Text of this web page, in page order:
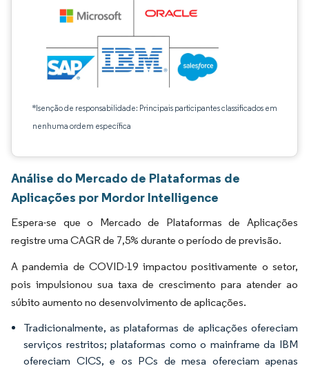
*Isenção de responsabilidade: Principais participantes classificados em
nenhuma ordem específica
Análise do Mercado de Plataformas de
Aplicações por Mordor Intelligence
Espera-se que o Mercado de Plataformas de Aplicações
registre uma CAGR de 7,5% durante o período de previsão.
A pandemia de COVID-19 impactou positivamente o setor,
pois impulsionou sua taxa de crescimento para atender ao
súbito aumento no desenvolvimento de aplicações.
Tradicionalmente, as plataformas de aplicações ofereciam
serviços restritos; plataformas como o mainframe da IBM
ofereciam CICS, e os PCs de mesa ofereciam apenas